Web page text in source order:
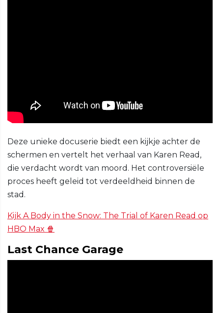
Deze unieke docuserie biedt een kijkje achter de
schermen en vertelt het verhaal van Karen Read,
die verdacht wordt van moord. Het controversiële
proces heeft geleid tot verdeeldheid binnen de
stad.
Kijk A Body in the Snow: The Trial of Karen Read op
HBO Max 🍿
Last Chance Garage